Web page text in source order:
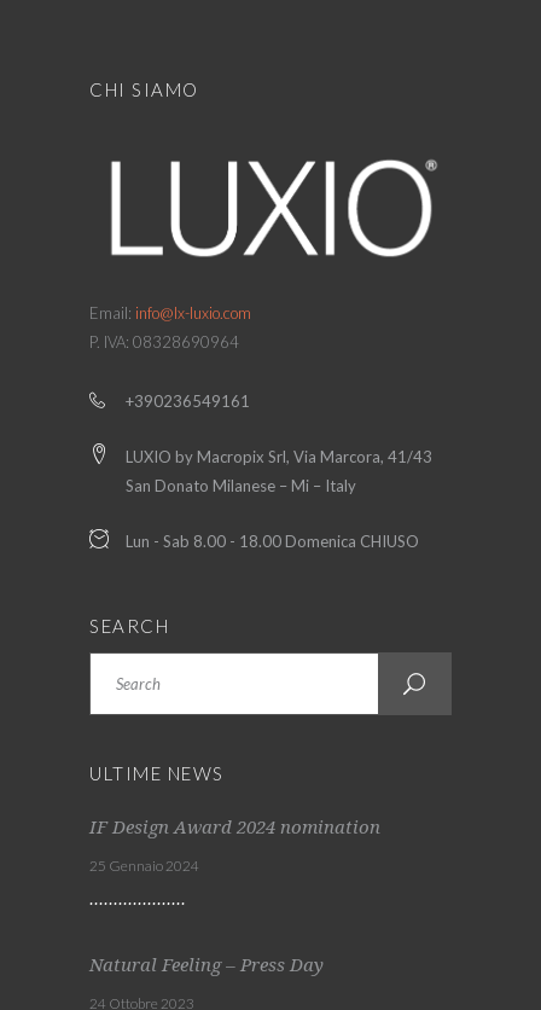
CHI SIAMO
Email: info@lx-luxio.com
P. IVA: 08328690964
+390236549161
LUXIO by Macropix Srl, Via Marcora, 41/43
San Donato Milanese – Mi – Italy
Lun - Sab 8.00 - 18.00 Domenica CHIUSO
SEARCH
ULTIME NEWS
IF Design Award 2024 nomination
25 Gennaio 2024
Natural Feeling – Press Day
24 Ottobre 2023